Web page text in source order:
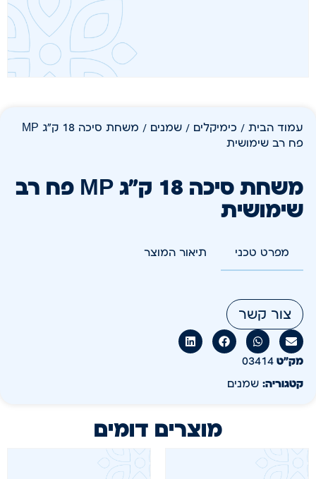
עמוד הבית / כימיקלים / שמנים
/ משחת סיכה 18 ק"ג MP
פח רב שימושית
משחת סיכה 18 ק"ג MP פח רב
שימושית
מפרט טכני תיאור המוצר
צור קשר
מק״ט 03414
קטגוריה: שמנים
מוצרים דומים